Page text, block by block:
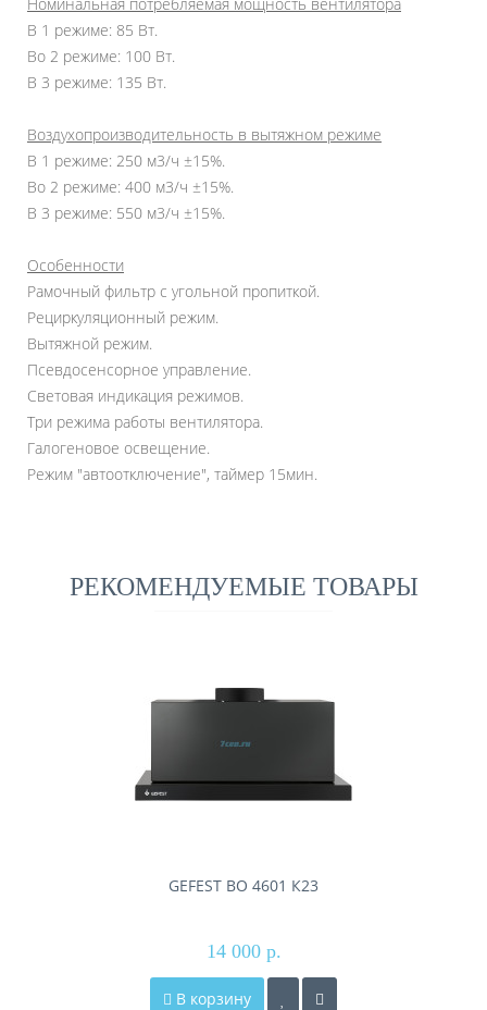
В 1 режиме: 85 Вт.
Во 2 режиме: 100 Вт.
В 3 режиме: 135 Вт.
Воздухопроизводительность в вытяжном режиме
В 1 режиме: 250 м3/ч ±15%.
Во 2 режиме: 400 м3/ч ±15%.
В 3 режиме: 550 м3/ч ±15%.
Особенности
Рамочный фильтр с угольной пропиткой.
Рециркуляционный режим.
Вытяжной режим.
Псевдосенсорное управление.
Световая индикация режимов.
Три режима работы вентилятора.
Галогеновое освещение.
Режим "автоотключение", таймер 15мин.
РЕКОМЕНДУЕМЫЕ ТОВАРЫ
GEFEST ВО 4601 К23
14 000 р.
В корзину